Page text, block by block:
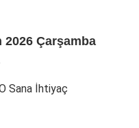
2026 Çarşamba
Sana İhtiyaç